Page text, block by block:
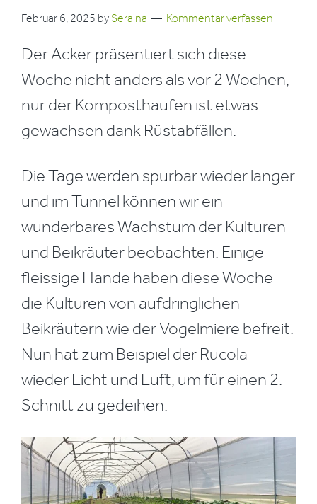
Februar 6, 2025 by Seraina Kommentar verfassen
Der Acker präsentiert sich diese
Woche nicht anders als vor 2 Wochen,
nur der Komposthaufen ist etwas
gewachsen dank Rüstabfällen.
Die Tage werden spürbar wieder länger
und im Tunnel können wir ein
wunderbares Wachstum der Kulturen
und Beikräuter beobachten. Einige
fleissige Hände haben diese Woche
die Kulturen von aufdringlichen
Beikräutern wie der Vogelmiere befreit.
Nun hat zum Beispiel der Rucola
wieder Licht und Luft, um für einen 2.
Schnitt zu gedeihen.